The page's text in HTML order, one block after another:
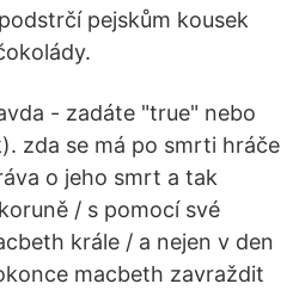
pejskům kousek
- zadáte "true" nebo
zda se má po smrti hráče
o jeho smrt a tak
/ s pomocí své
krále / a nejen v den
macbeth zavraždit